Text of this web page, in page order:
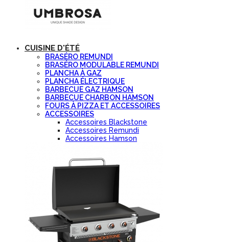
CUISINE D'ÉTÉ
BRASÉRO REMUNDI
BRASÉRO MODULABLE REMUNDI
PLANCHA À GAZ
PLANCHA ÉLECTRIQUE
BARBECUE GAZ HAMSON
BARBECUE CHARBON HAMSON
FOURS À PIZZA ET ACCESSOIRES
ACCESSOIRES
Accessoires Blackstone
Accessoires Remundi
Accessoires Hamson